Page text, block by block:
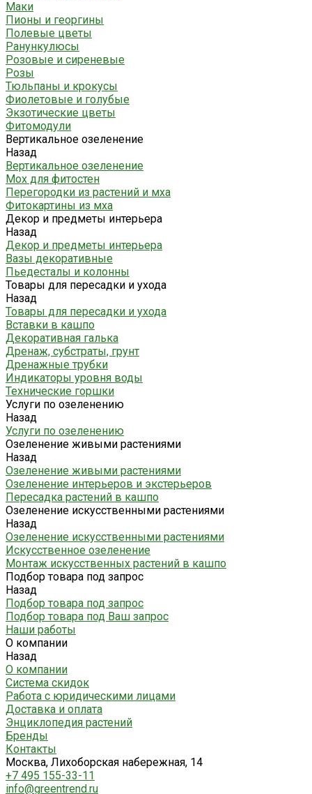
Маки
Пионы и георгины
Полевые цветы
Ранункулюсы
Розовые и сиреневые
Розы
Тюльпаны и крокусы
Фиолетовые и голубые
Экзотические цветы
Фитомодули
Вертикальное озеленение
Назад
Вертикальное озеленение
Мох для фитостен
Перегородки из растений и мха
Фитокартины из мха
Декор и предметы интерьера
Назад
Декор и предметы интерьера
Вазы декоративные
Пьедесталы и колонны
Товары для пересадки и ухода
Назад
Товары для пересадки и ухода
Вставки в кашпо
Декоративная галька
Дренаж, субстраты, грунт
Дренажные трубки
Индикаторы уровня воды
Технические горшки
Услуги по озеленению
Назад
Услуги по озеленению
Озеленение живыми растениями
Назад
Озеленение живыми растениями
Озеленение интерьеров и экстерьеров
Пересадка растений в кашпо
Озеленение искусственными растениями
Назад
Озеленение искусственными растениями
Искусственное озеленение
Монтаж искусственных растений в кашпо
Подбор товара под запрос
Назад
Подбор товара под запрос
Подбор товара под Ваш запрос
Наши работы
О компании
Назад
О компании
Система скидок
Работа с юридическими лицами
Доставка и оплата
Энциклопедия растений
Бренды
Контакты
Москва, Лихоборская набережная, 14
+7 495 155-33-11
info@greentrend.ru